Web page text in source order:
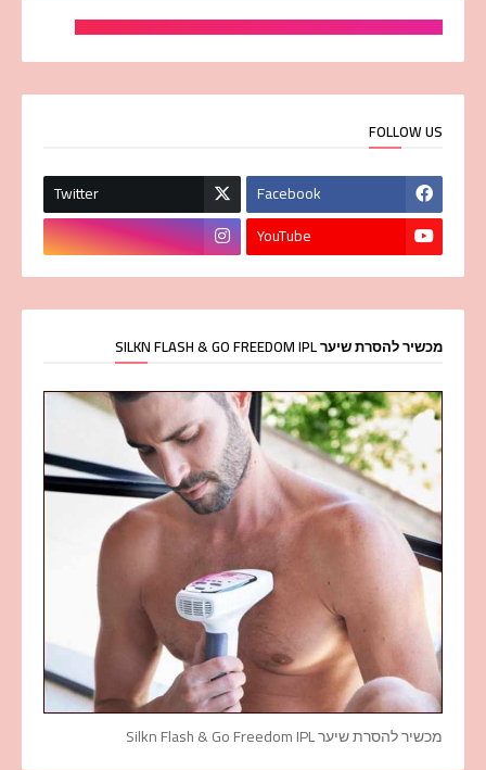
FOLLOW US
Facebook
Twitter
YouTube
מכשיר להסרת שיער SILKN FLASH & GO FREEDOM IPL
מכשיר להסרת שיער Silkn Flash & Go Freedom IPL